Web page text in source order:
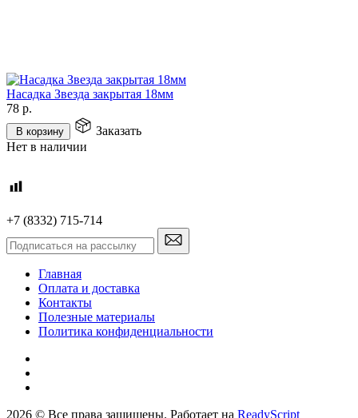
Насадка Звезда закрытая 18мм
78 р.
В корзину
Заказать
Нет в наличии
+7 (8332) 715-714
Главная
Оплата и доставка
Контакты
Полезные материалы
Политика конфиденциальности
2026 © Все права защищены. Работает на ReadyScript